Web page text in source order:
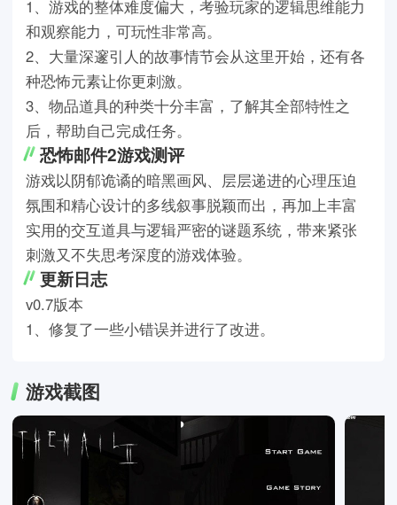
1、游戏的整体难度偏大，考验玩家的逻辑思维能力
和观察能力，可玩性非常高。
2、大量深邃引人的故事情节会从这里开始，还有各
种恐怖元素让你更刺激。
3、物品道具的种类十分丰富，了解其全部特性之
后，帮助自己完成任务。
恐怖邮件2游戏测评
游戏以阴郁诡谲的暗黑画风、层层递进的心理压迫
氛围和精心设计的多线叙事脱颖而出，再加上丰富
实用的交互道具与逻辑严密的谜题系统，带来紧张
刺激又不失思考深度的游戏体验。
更新日志
v0.7版本
1、修复了一些小错误并进行了改进。
游戏截图